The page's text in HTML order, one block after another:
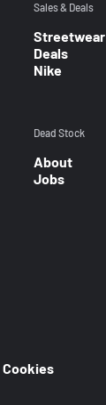
Sales & Deals
Streetwear
Deals
Nike
Dead Stock
About
Jobs
Cookies